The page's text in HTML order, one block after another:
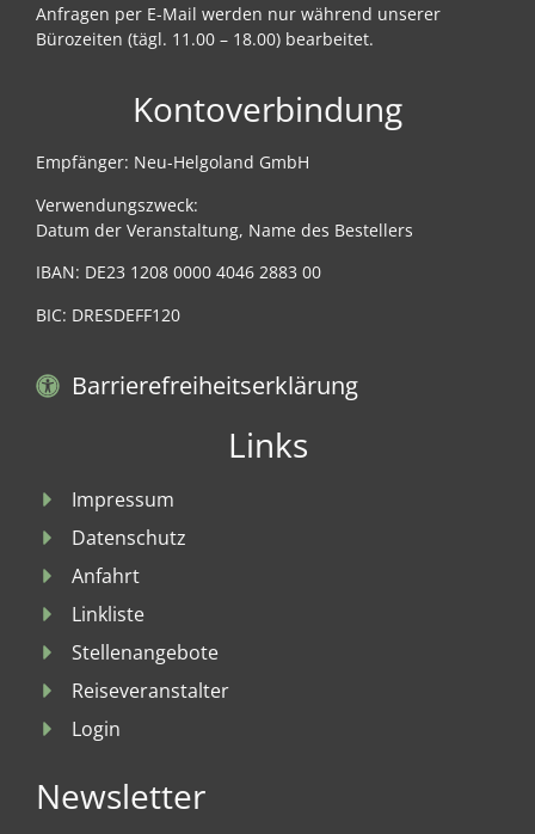
Anfragen per E-Mail werden nur während unserer
Bürozeiten (tägl. 11.00 – 18.00) bearbeitet.
Kontoverbindung
Empfänger: Neu-Helgoland GmbH
Verwendungszweck:
Datum der Veranstaltung, Name des Bestellers
IBAN: DE23 1208 0000 4046 2883 00
BIC: DRESDEFF120
Barrierefreiheitserklärung
Links
Impressum
Datenschutz
Anfahrt
Linkliste
Stellenangebote
Reiseveranstalter
Login
Newsletter